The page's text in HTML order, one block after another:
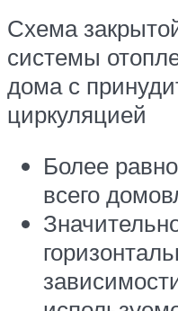
Схема
системы
дома с
циркуляцией
Более
всего